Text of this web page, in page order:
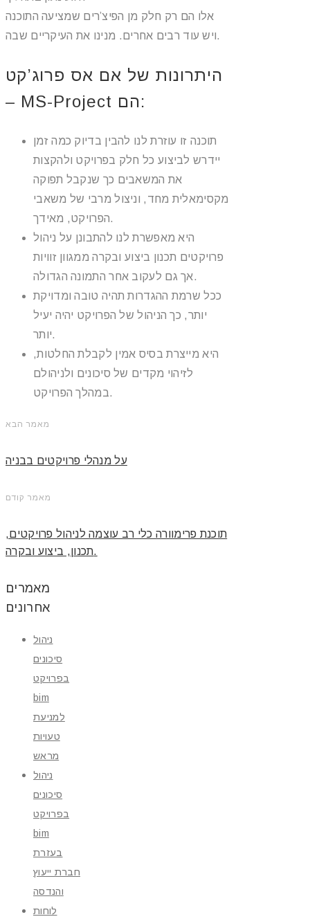
אלו הם רק חלק מן הפיצ’רים שמציעה התוכנה
ויש עוד רבים אחרים. מנינו את העיקריים שבה.
היתרונות של אם אס פרוג’קט
– MS-Project הם:
תוכנה זו עוזרת לנו להבין בדיוק כמה זמן
יידרש לביצוע כל חלק בפרויקט ולהקצות
את המשאבים כך שנקבל תפוקה
מקסימאלית מחד, וניצול מרבי של משאבי
הפרויקט, מאידך.
היא מאפשרת לנו להתבונן על ניהול
פרויקטים תכנון ביצוע ובקרה ממגוון זוויות
אך גם לעקוב אחר התמונה הגדולה.
ככל שרמת ההגדרות תהיה טובה ומדויקת
יותר, כך הניהול של הפרויקט יהיה יעיל
יותר.
היא מייצרת בסיס אמין לקבלת החלטות,
לזיהוי מקדים של סיכונים ולניהולם
במהלך הפרויקט.
מאמר הבא
על מנהלי פרויקטים בבניה
מאמר קודם
תוכנת פרימוורה כלי רב עוצמה לניהול פרויקטים,
תכנון, ביצוע ובקרה.
מאמרים
אחרונים
ניהול
סיכונים
בפרויקט
bim
למניעת
טעויות
מראש
ניהול
סיכונים
בפרויקט
bim
בעזרת
חברת ייעוץ
והנדסה
לוחות